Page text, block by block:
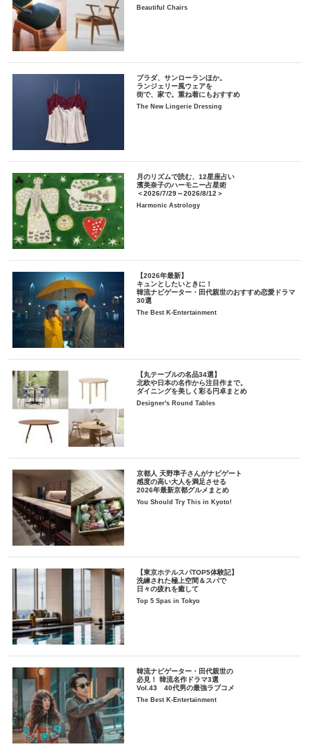
Beautiful Chairs
プラダ、サンローランほか。
ランジェリー風ウェアを
街で、家で。重ね着にもおすすめ
The New Lingerie Dressing
月のリズムで読む、12星座占い
濱美奈子のハーモニー占星術
＜2026/7/29～2026/8/12＞
Harmonic Astrology
【2026年最新】
キュンとしたいときに！
韓流ナビゲーター・田代親世のおすすめ恋愛ドラマ
30選
The Best K-Entertainment
【丸テーブルの名品34選】
北欧や日本の名作から注目作まで。
ダイニングを美しく彩る円卓まとめ
Designer's Round Tables
京都人 天野準子さんがナビゲート
感度の高い大人を満足させる
2026年最新京都グルメまとめ
You Should Try This in Kyoto!
【東京ホテルスパTOP5体験記】
洗練された極上空間＆スパで
日々の疲れを癒して
Top 5 Spas in Tokyo
韓流ナビゲーター・田代親世の
必見！ 韓流名作ドラマ3選
Vol.43 40代男の最強ラブコメ
The Best K-Entertainment